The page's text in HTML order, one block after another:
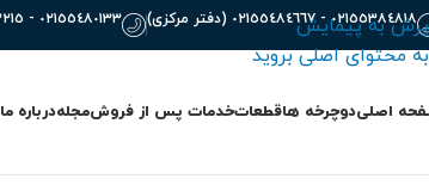
پرش به پیمایش
به محتوای اصلی بروید
٠٢١٥٥٣٨٤٨١٨ - ٠٢١٥٥٤٨٤٦٦٧ (دفتر مرکزی) ٠٢١٥٥٤٨٠١٣٣ - ٠٢١٥٥٤٩٣٢١٥ (فروشگاه)
اصلیدوچرخه هاقطعاتخدمات پس از فروشمجلهدرباره ما